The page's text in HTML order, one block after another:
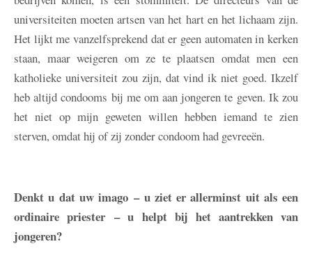
universiteiten moeten artsen van het hart en het lichaam zijn.
Het lijkt me vanzelfsprekend dat er geen automaten in kerken
staan, maar weigeren om ze te plaatsen omdat men een
katholieke universiteit zou zijn, dat vind ik niet goed. Ikzelf
heb altijd condooms bij me om aan jongeren te geven. Ik zou
het niet op mijn geweten willen hebben iemand te zien
sterven, omdat hij of zij zonder condoom had gevreeën.
Denkt u dat uw imago – u ziet er allerminst uit als een
ordinaire priester – u helpt bij het aantrekken van
jongeren?